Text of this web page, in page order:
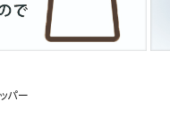
パー